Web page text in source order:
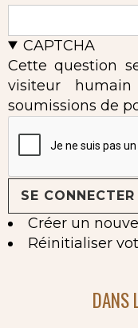
CAPTCHA
Cette question
visiteur
soumissions de
Créer un
Réinitialiser
DANS